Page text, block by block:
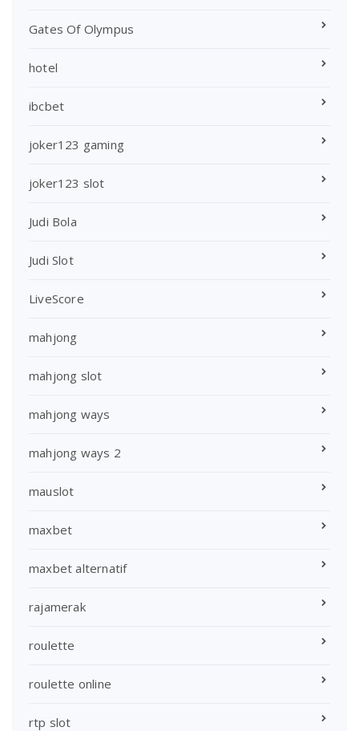
Gates Of Olympus
hotel
ibcbet
joker123 gaming
joker123 slot
Judi Bola
Judi Slot
LiveScore
mahjong
mahjong slot
mahjong ways
mahjong ways 2
mauslot
maxbet
maxbet alternatif
rajamerak
roulette
roulette online
rtp slot